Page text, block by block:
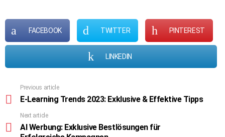
FACEBOOK TWITTER PINTEREST
LINKEDIN
more
Previous article
E-Learning Trends 2023: Exklusive & Effektive Tipps
Next article
AI Werbung: Exklusive Bestlösungen für